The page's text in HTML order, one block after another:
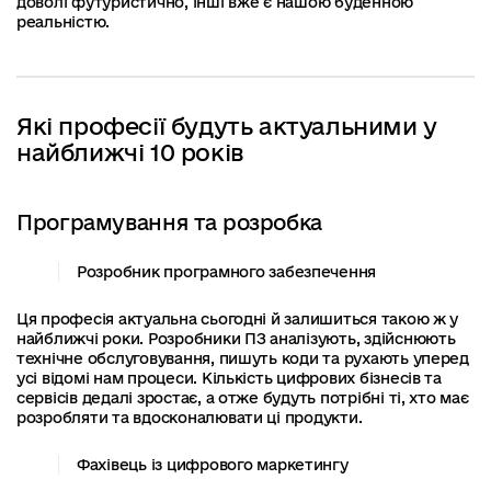
реальністю.
Які професії будуть актуальними у
найближчі 10 років
Програмування та розробка
Розробник програмного забезпечення
Ця професія актуальна сьогодні й залишиться такою ж у
найближчі роки. Розробники ПЗ аналізують, здійснюють
технічне обслуговування, пишуть коди та рухають уперед
усі відомі нам процеси. Кількість цифрових бізнесів та
сервісів дедалі зростає, а отже будуть потрібні ті, хто має
розробляти та вдосконалювати ці продукти.
Фахівець із цифрового маркетингу